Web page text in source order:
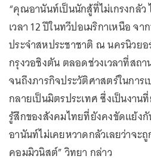
“คุณอานันท์เป็นนักสู้ที่ไม่เกรงกลัว
เวลา 12 ปีในทวีปอเมริกาเหนือ จ
ประจำสหประชาชาติ ณ นครนิวย
กรุงวอชิงตัน ตลอดช่วงเวลาที่สถ
จนถึงภารกิจประวัติศาสตร์ในการ
กลายเป็นมิตรประเทศ ซึ่งเป็นงา
รู้สึกของสังคมไทยที่ยังคงขัดแย้ง
อานันท์ไม่เคยหวาดกลัวเลยว่าจะ
คอมมิวนิสต์” วิทยา กล่าว